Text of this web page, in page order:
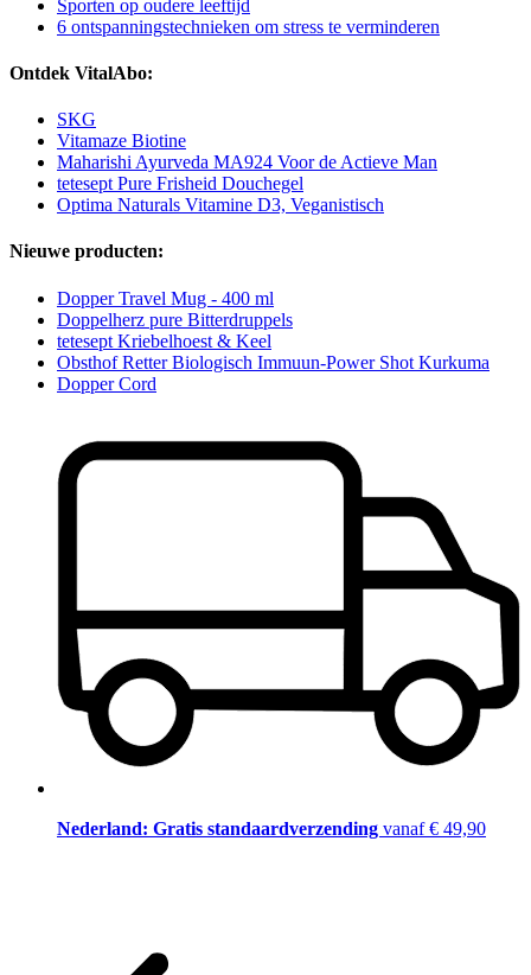
Sporten op oudere leeftijd
6 ontspanningstechnieken om stress te verminderen
Ontdek VitalAbo:
SKG
Vitamaze Biotine
Maharishi Ayurveda MA924 Voor de Actieve Man
tetesept Pure Frisheid Douchegel
Optima Naturals Vitamine D3, Veganistisch
Nieuwe producten:
Dopper Travel Mug - 400 ml
Doppelherz pure Bitterdruppels
tetesept Kriebelhoest & Keel
Obsthof Retter Biologisch Immuun-Power Shot Kurkuma
Dopper Cord
Nederland: Gratis standaardverzending vanaf € 49,90